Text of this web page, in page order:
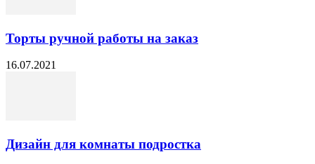
Торты ручной работы на заказ
16.07.2021
Дизайн для комнаты подростка